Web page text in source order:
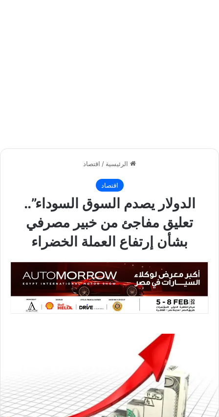
الرئيسية / اقتصاد
اقتصاد
الدولار يصدم السوق السوداء”..
تعليق مفاجئ من خبير مصرفي
بشأن إرتفاع العملة الخضراء